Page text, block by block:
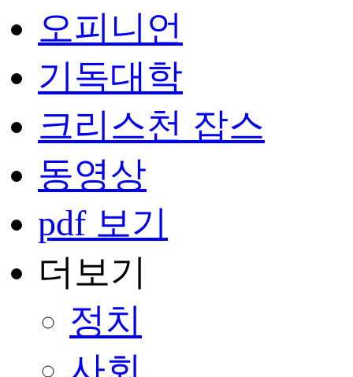
오피니언
기독대학
크리스천 잡스
동영상
pdf 보기
더보기
정치